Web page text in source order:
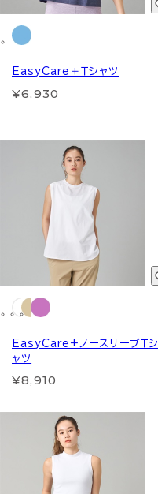
EasyCare＋Ｔシャツ
¥6,930
EasyCare+ノースリーブＴシ
ャツ
¥8,910